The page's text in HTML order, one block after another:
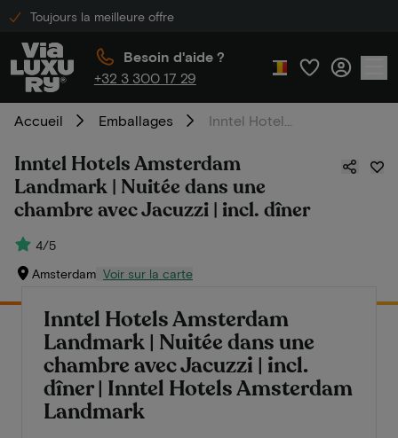
Toujours la meilleure offre
Besoin d'aide ?
+32 3 300 17 29
Accueil Emballages
Inntel Hotels Amsterdam
Landmark | Nuitée dans une
chambre avec Jacuzzi | incl. dîner
4/5
Amsterdam Voir sur la carte
Inntel Hotels Amsterdam
Landmark | Nuitée dans une
chambre avec Jacuzzi | incl.
dîner | Inntel Hotels Amsterdam
Landmark